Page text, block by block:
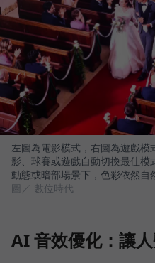
左圖為電影模式，右圖為遊戲
影、球賽或遊戲自動切換最佳
動態或暗部場景下，色彩依然自
圖／ 數位時代
AI 音效優化：讓